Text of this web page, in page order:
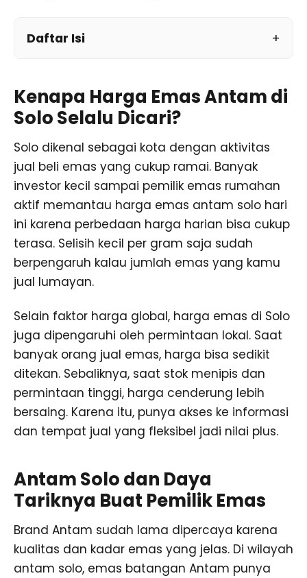
Daftar Isi
Kenapa Harga Emas Antam di
Solo Selalu Dicari?
Solo dikenal sebagai kota dengan aktivitas
jual beli emas yang cukup ramai. Banyak
investor kecil sampai pemilik emas rumahan
aktif memantau harga emas antam solo hari
ini karena perbedaan harga harian bisa cukup
terasa. Selisih kecil per gram saja sudah
berpengaruh kalau jumlah emas yang kamu
jual lumayan.
Selain faktor harga global, harga emas di Solo
juga dipengaruhi oleh permintaan lokal. Saat
banyak orang jual emas, harga bisa sedikit
ditekan. Sebaliknya, saat stok menipis dan
permintaan tinggi, harga cenderung lebih
bersaing. Karena itu, punya akses ke informasi
dan tempat jual yang fleksibel jadi nilai plus.
Antam Solo dan Daya
Tariknya Buat Pemilik Emas
Brand Antam sudah lama dipercaya karena
kualitas dan kadar emas yang jelas. Di wilayah
antam solo, emas batangan Antam punya